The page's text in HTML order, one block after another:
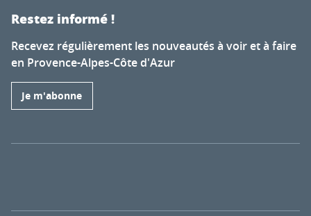
Restez informé !
Recevez régulièrement les nouveautés à voir et à faire
en Provence-Alpes-Côte d'Azur
Je m'abonne